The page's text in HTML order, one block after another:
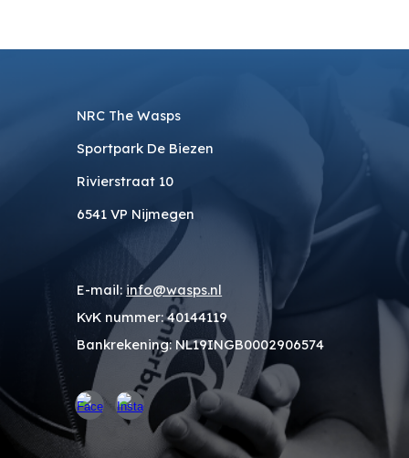
NRC The Wasps
Sportpark De Biezen
Rivierstraat 10
6541 VP Nijmegen
E-mail:info@wasps.nl
KvK nummer: 40144119
Bankrekening: NL19INGB0002906574